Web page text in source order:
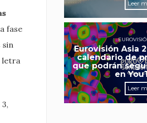
fase
sin
letra
Leer
Eurovisión Asia
calendario de
que podrán
en
Leer